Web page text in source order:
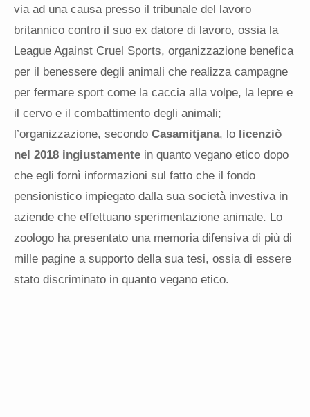
via ad una causa presso il tribunale del lavoro
britannico contro il suo ex datore di lavoro, ossia la
League Against Cruel Sports, organizzazione benefica
per il benessere degli animali che realizza campagne
per fermare sport come la caccia alla volpe, la lepre e
il cervo e il combattimento degli animali;
l’organizzazione, secondo Casamitjana, lo licenziò
nel 2018 ingiustamente in quanto vegano etico dopo
che egli fornì informazioni sul fatto che il fondo
pensionistico impiegato dalla sua società investiva in
aziende che effettuano sperimentazione animale. Lo
zoologo ha presentato una memoria difensiva di più di
mille pagine a supporto della sua tesi, ossia di essere
stato discriminato in quanto vegano etico.